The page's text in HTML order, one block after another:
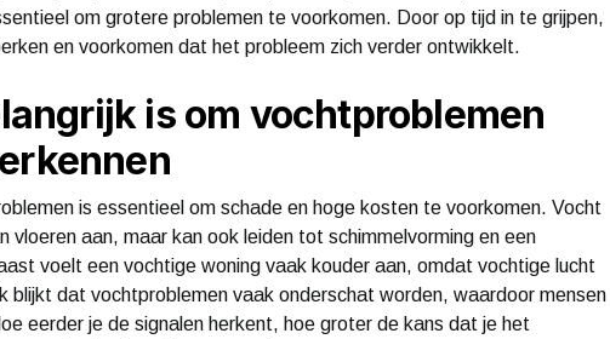
om grotere problemen te voorkomen. Door op tijd in te grijpen,
en voorkomen dat het probleem zich verder ontwikkelt.
is om vochtproblemen
is essentieel om schade en hoge kosten te voorkomen. Vocht
vloeren aan, maar kan ook leiden tot schimmelvorming en een
voelt een vochtige woning vaak kouder aan, omdat vochtige lucht
blijkt dat vochtproblemen vaak onderschat worden, waardoor mensen
eerder je de signalen herkent, hoe groter de kans dat je het